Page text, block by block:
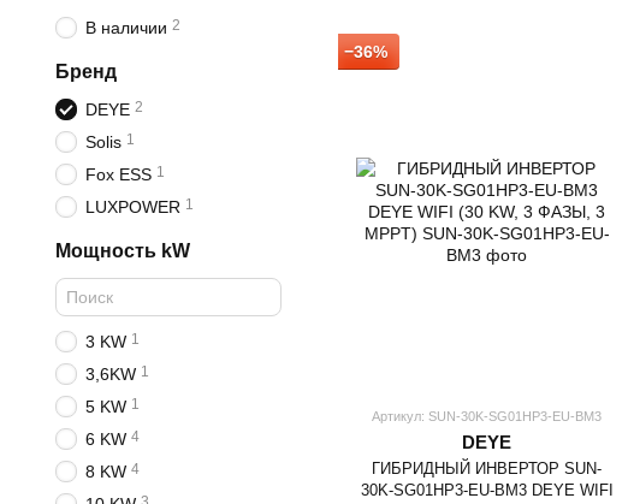
−36%
Артикул: SUN-30K-SG01HP3-EU-BM3
DEYE
ГИБРИДНЫЙ ИНВЕРТОР SUN-
30K-SG01HP3-EU-BM3 DEYE WIFI
В наличии 2
Бренд
DEYE 2
Solis 1
Fox ESS 1
LUXPOWER 1
Мощность kW
3 KW 1
3,6KW 1
5 KW 1
6 KW 4
8 KW 4